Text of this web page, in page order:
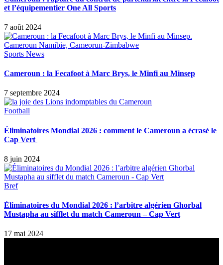
et l’équipementier One All Sports
7 août 2024
Sports News
Cameroun : la Fecafoot à Marc Brys, le Minfi au Minsep
7 septembre 2024
Football
Éliminatoires Mondial 2026 : comment le Cameroun a écrasé le
Cap Vert
8 juin 2024
Bref
Éliminatoires du Mondial 2026 : l’arbitre algérien Ghorbal
Mustapha au sifflet du match Cameroun – Cap Vert
17 mai 2024